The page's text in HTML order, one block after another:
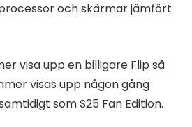
och skärmar jämfört
visa upp en billigare Flip så
visas upp någon gång
som S25 Fan Edition.